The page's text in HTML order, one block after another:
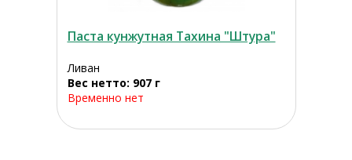
Паста кунжутная Тахина "Штура"
Ливан
Вес нетто: 907 г
Временно нет